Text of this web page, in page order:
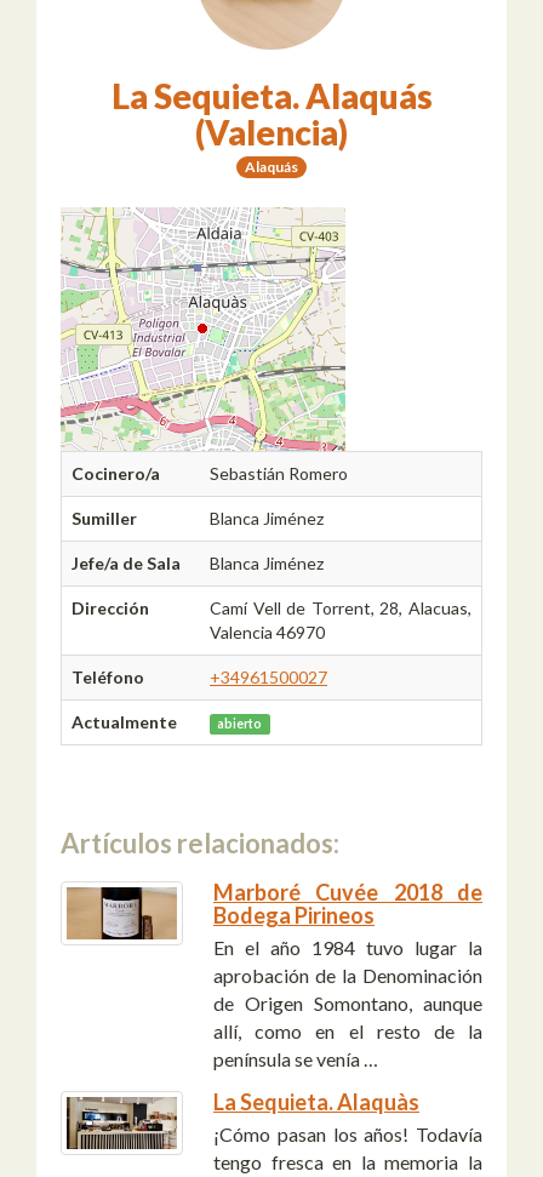
La Sequieta. Alaquás
(Valencia)
Alaquás
Cocinero/a Sebastián Romero
Sumiller Blanca Jiménez
Jefe/a de Sala Blanca Jiménez
Dirección
Camí Vell de Torrent, 28, Alacuas,
Valencia 46970
Teléfono +34961500027
Actualmente abierto
Artículos relacionados:
Marboré Cuvée 2018 de
Bodega Pirineos
En el año 1984 tuvo lugar la
aprobación de la Denominación
de Origen Somontano, aunque
allí, como en el resto de la
península se venía …
La Sequieta. Alaquàs
¡Cómo pasan los años! Todavía
tengo fresca en la memoria la